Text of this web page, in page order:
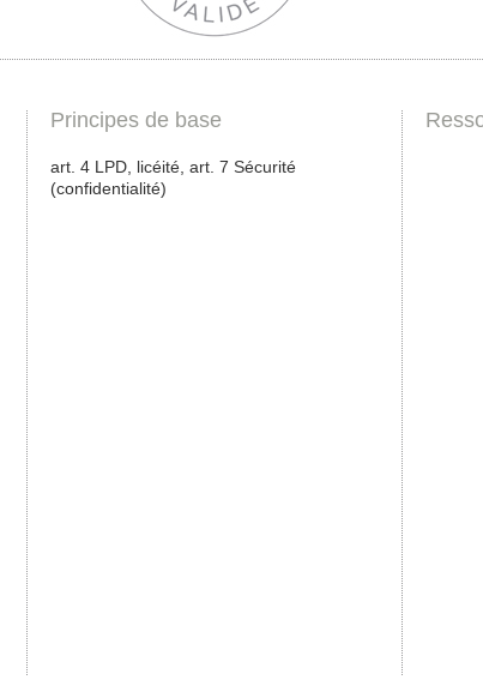
Principes de base
art. 4 LPD, licéité, art. 7 Sécurité
(confidentialité)